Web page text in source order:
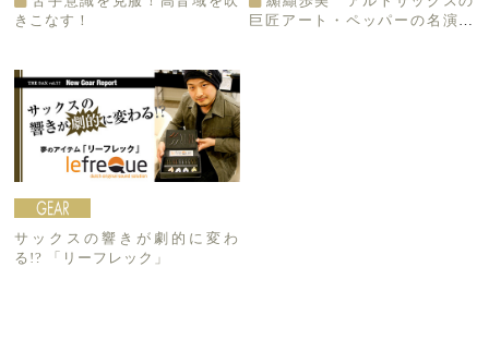
きこなす！
巨匠アート・ペッパーの名演・
サックスの響きが劇的に変わ
る!? 「リーフレック」